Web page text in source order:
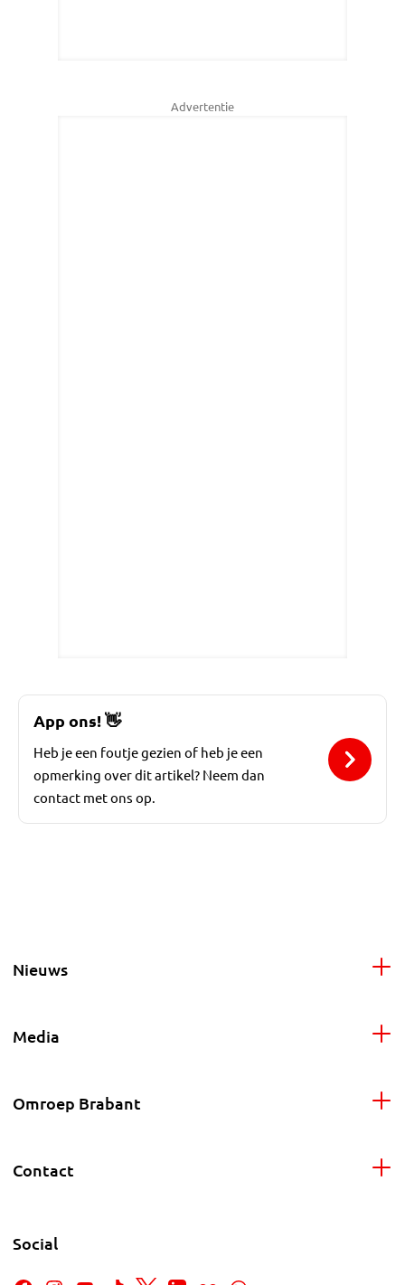
Advertentie
App ons!👋
Heb je een foutje gezien of heb je een
opmerking over dit artikel? Neem dan
contact met ons op.
Nieuws
Media
Omroep Brabant
Contact
Social